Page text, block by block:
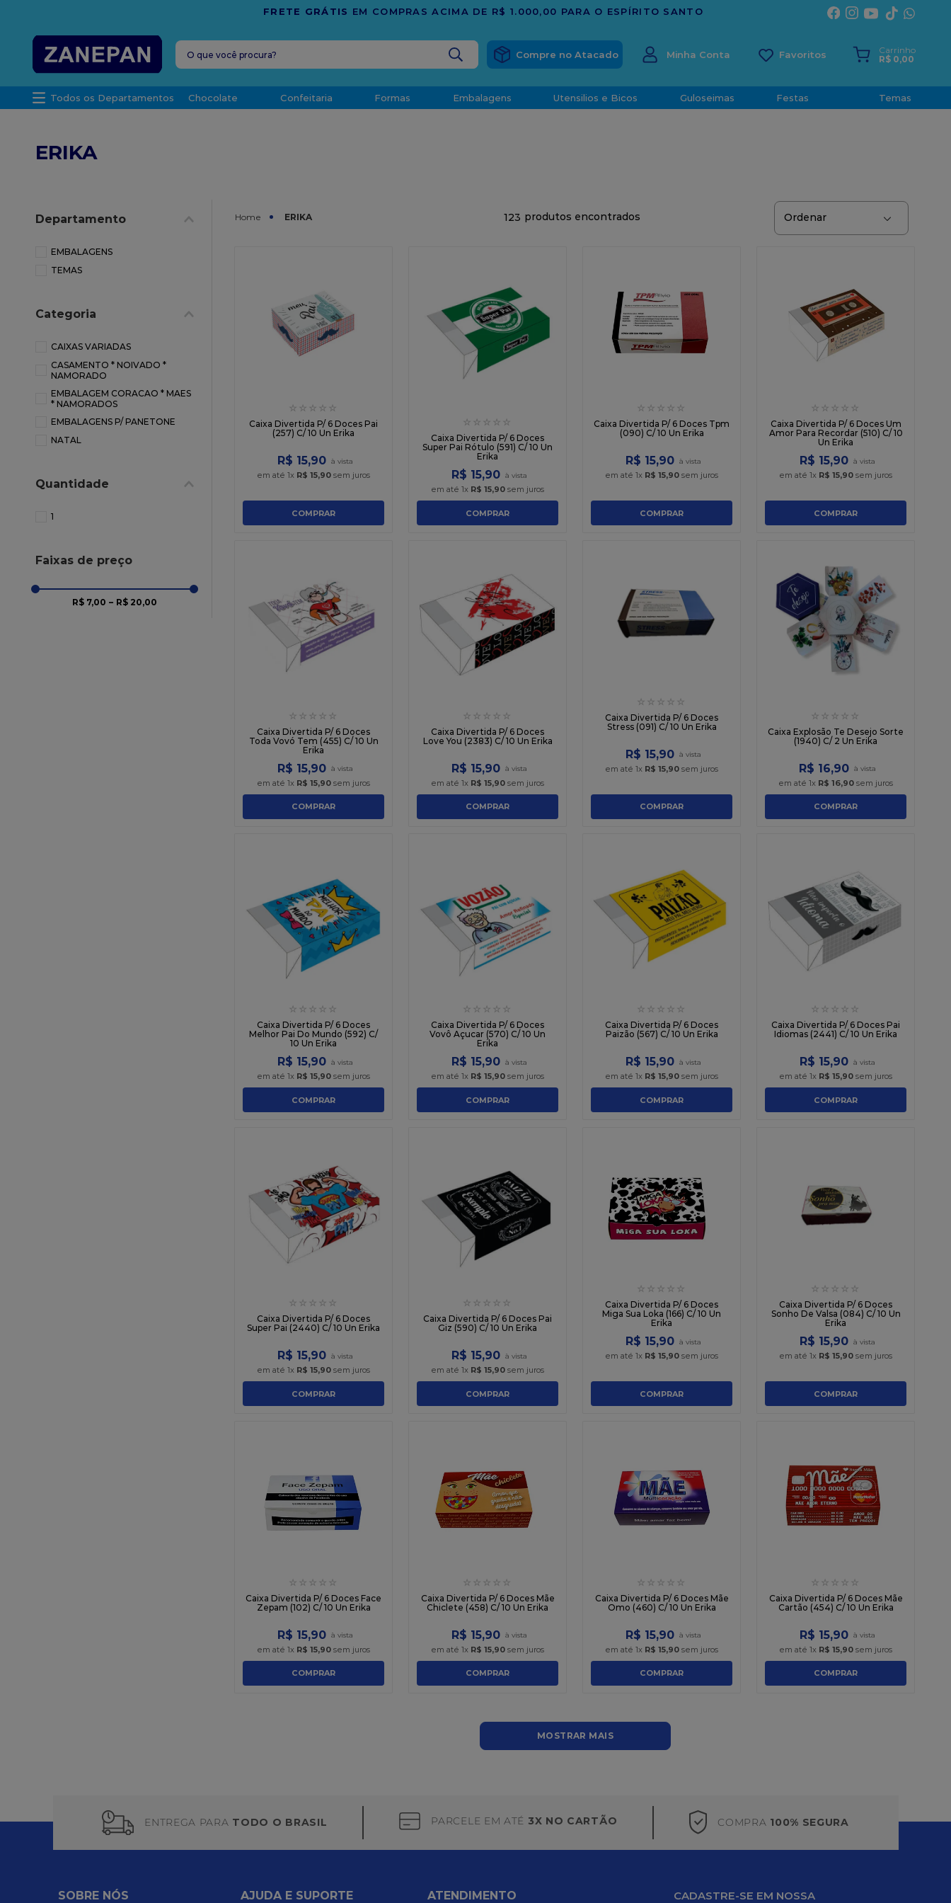
TRADIÇÃO E CONFIANÇA DESDE 2001
O que você procura?
Minha Conta
Carrinho
R$ 0,00
Todos os Departamentos Chocolate Confeitaria Formas Embalagens Utensilios e Bicos Guloseimas Festas Temas
ERIKA
Departamento
EMBALAGENS
TEMAS
Categoria
CAIXAS VARIADAS
CASAMENTO * NOIVADO *
NAMORADO
EMBALAGEM CORACAO * MAES
* NAMORADOS
EMBALAGENS P/ PANETONE
NATAL
Quantidade
1
Faixas de preço
R$ 7,00 – R$ 20,00
ERIKA 123
☆ ☆ ☆ ☆ ☆
Caixa Divertida P/ 6 Doces Pai
(257) C/ 10 Un Erika
R$ 15,90
em até 1x R$ 15,90 sem juros
COMPRAR
☆ ☆ ☆ ☆ ☆
Caixa Divertida P/ 6 Doces
Super Pai Rótulo (591) C/ 10 Un
Erika
R$ 15,90
em até 1x R$ 15,90 sem juros
COMPRAR
☆ ☆ ☆ ☆ ☆
Caixa Divertida P/ 6 Doces Tpm
(090) C/ 10 Un Erika
R$ 15,90
em até 1x R$ 15,90 sem juros
COMPRAR
☆ ☆ ☆ ☆ ☆
Caixa Divertida P/ 6 Doces Um
Amor Para Recordar (510) C/ 10
Un Erika
R$ 15,90
em até 1x R$ 15,90 sem juros
COMPRAR
☆ ☆ ☆ ☆ ☆
Caixa Divertida P/ 6 Doces
Toda Vovó Tem (455) C/ 10 Un
Erika
R$ 15,90
em até 1x R$ 15,90 sem juros
COMPRAR
☆ ☆ ☆ ☆ ☆
Caixa Divertida P/ 6 Doces
Love You (2383) C/ 10 Un Erika
R$ 15,90
em até 1x R$ 15,90 sem juros
COMPRAR
☆ ☆ ☆ ☆ ☆
Caixa Divertida P/ 6 Doces
Stress (091) C/ 10 Un Erika
R$ 15,90
em até 1x R$ 15,90 sem juros
COMPRAR
☆ ☆ ☆ ☆ ☆
Caixa Explosão Te Desejo Sorte
(1940) C/ 2 Un Erika
R$ 16,90
em até 1x R$ 16,90 sem juros
COMPRAR
☆ ☆ ☆ ☆ ☆
Caixa Divertida P/ 6 Doces
Melhor Pai Do Mundo (592) C/
10 Un Erika
R$ 15,90
em até 1x R$ 15,90 sem juros
COMPRAR
☆ ☆ ☆ ☆ ☆
Caixa Divertida P/ 6 Doces
Vovô Açucar (570) C/ 10 Un
Erika
R$ 15,90
em até 1x R$ 15,90 sem juros
COMPRAR
☆ ☆ ☆ ☆ ☆
Caixa Divertida P/ 6 Doces
Paizão (567) C/ 10 Un Erika
R$ 15,90
em até 1x R$ 15,90 sem juros
COMPRAR
☆ ☆ ☆ ☆ ☆
Caixa Divertida P/ 6 Doces Pai
Idiomas (2441) C/ 10 Un Erika
R$ 15,90
em até 1x R$ 15,90 sem juros
COMPRAR
☆ ☆ ☆ ☆ ☆
Caixa Divertida P/ 6 Doces
Super Pai (2440) C/ 10 Un Erika
R$ 15,90
em até 1x R$ 15,90 sem juros
COMPRAR
☆ ☆ ☆ ☆ ☆
Caixa Divertida P/ 6 Doces Pai
Giz (590) C/ 10 Un Erika
R$ 15,90
em até 1x R$ 15,90 sem juros
COMPRAR
☆ ☆ ☆ ☆ ☆
Caixa Divertida P/ 6 Doces
Miga Sua Loka (166) C/ 10 Un
Erika
R$ 15,90
em até 1x R$ 15,90 sem juros
COMPRAR
☆ ☆ ☆ ☆ ☆
Caixa Divertida P/ 6 Doces
Sonho De Valsa (084) C/ 10 Un
Erika
R$ 15,90
em até 1x R$ 15,90 sem juros
COMPRAR
☆ ☆ ☆ ☆ ☆
Caixa Divertida P/ 6 Doces Face
Zepam (102) C/ 10 Un Erika
R$ 15,90
em até 1x R$ 15,90 sem juros
COMPRAR
☆ ☆ ☆ ☆ ☆
Caixa Divertida P/ 6 Doces Mãe
Chiclete (458) C/ 10 Un Erika
R$ 15,90
em até 1x R$ 15,90 sem juros
COMPRAR
☆ ☆ ☆ ☆ ☆
Caixa Divertida P/ 6 Doces Mãe
Omo (460) C/ 10 Un Erika
R$ 15,90
em até 1x R$ 15,90 sem juros
COMPRAR
☆ ☆ ☆ ☆ ☆
Caixa Divertida P/ 6 Doces Mãe
Cartão (454) C/ 10 Un Erika
R$ 15,90
em até 1x R$ 15,90 sem juros
COMPRAR
MOSTRAR MAIS
ENTREGA PARA TODO O BRASIL PARCELE EM ATÉ 3X NO CARTÃO COMPRA 100% SEGURA
SOBRE NÓS AJUDA E SUPORTE ATENDIMENTO
CADASTRE-SE EM NOSSA
leite condensado
caixa kraft
chocolate